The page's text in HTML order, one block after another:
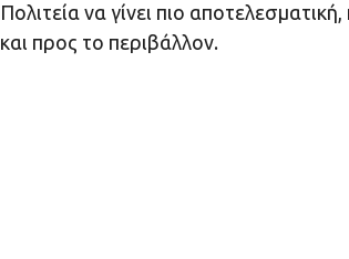
Πολιτεία να γίνει πιο
και προς το περιβάλλον.